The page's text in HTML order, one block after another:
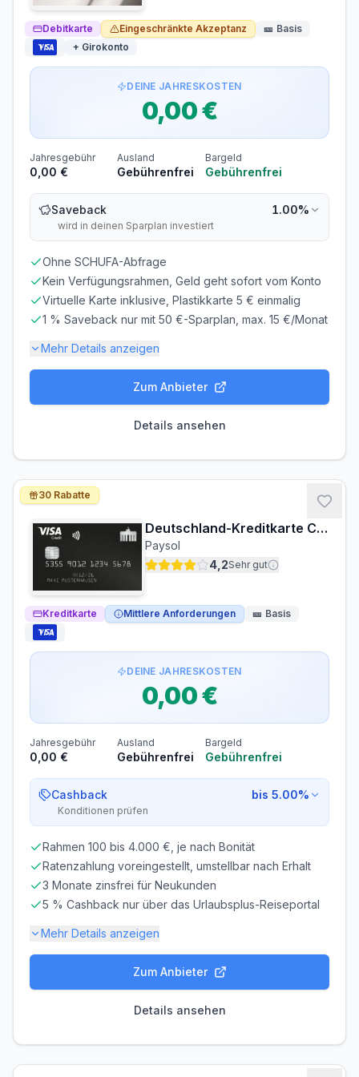
Bargeldabhebungen fallen sofort24,69% p.a.Zinsen an.
Voraussetzungen
MINDESTALTER MINDESTEINKOMMEN
ab 0,00 €/Monat
SCHUFA-ABFRAGE
Erforderlich
GIROKONTO
Nicht erforderlich
Manuelle Überweisung
Sie müssen den Rechnungsbetrag selbst überweisen.
Verzugszinsen an.
Debitkarte Eingeschränkte Akzeptanz 🎫 Basis
+ Girokonto
DEINE JAHRESKOSTEN
0,00 €
Jahresgebühr
0,00 €
Ausland
Gebührenfrei
Bargeld
Gebührenfrei
Saveback
wird in deinen Sparplan investiert
1.00%
Ohne SCHUFA-Abfrage
Kein Verfügungsrahmen, Geld geht sofort vom Konto
Virtuelle Karte inklusive, Plastikkarte 5 € einmalig
1 % Saveback nur mit 50 €-Sparplan, max. 15 €/Monat
Mehr Details anzeigen
5,00 €
Voraussetzungen
MINDESTALTER
ab 18 Jahren
SCHUFA-ABFRAGE
Nicht erforderlich
GIROKONTO
Zum Anbieter
Details ansehen
Deutschland-Kreditkarte Classic
Paysol
4,2Sehr gut
Kreditkarte Mittlere Anforderungen 🎫 Basis
30 Rabatte
DEINE JAHRESKOSTEN
0,00 €
Jahresgebühr
0,00 €
Ausland
Gebührenfrei
Bargeld
Gebührenfrei
Cashback
Konditionen prüfen
bis 5.00%
Rahmen 100 bis 4.000 €, je nach Bonität
Ratenzahlung voreingestellt, umstellbar nach Erhalt
3 Monate zinsfrei für Neukunden
5 % Cashback nur über das Urlaubsplus-Reiseportal
Mehr Details anzeigen
Kostenlos
Zinsen & Kredit
Zum Anbieter
Details ansehen